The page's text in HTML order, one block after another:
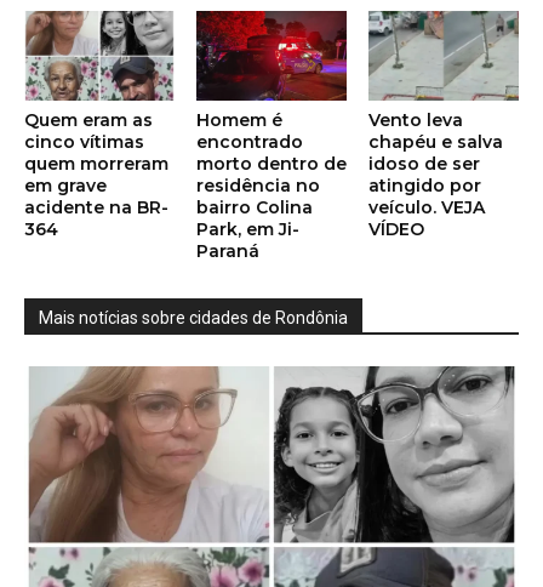
Quem eram as
cinco vítimas
quem morreram
em grave
acidente na BR-
364
Homem é
encontrado
morto dentro de
residência no
bairro Colina
Park, em Ji-
Paraná
Vento leva
chapéu e salva
idoso de ser
atingido por
veículo. VEJA
VÍDEO
Mais notícias sobre cidades de Rondônia